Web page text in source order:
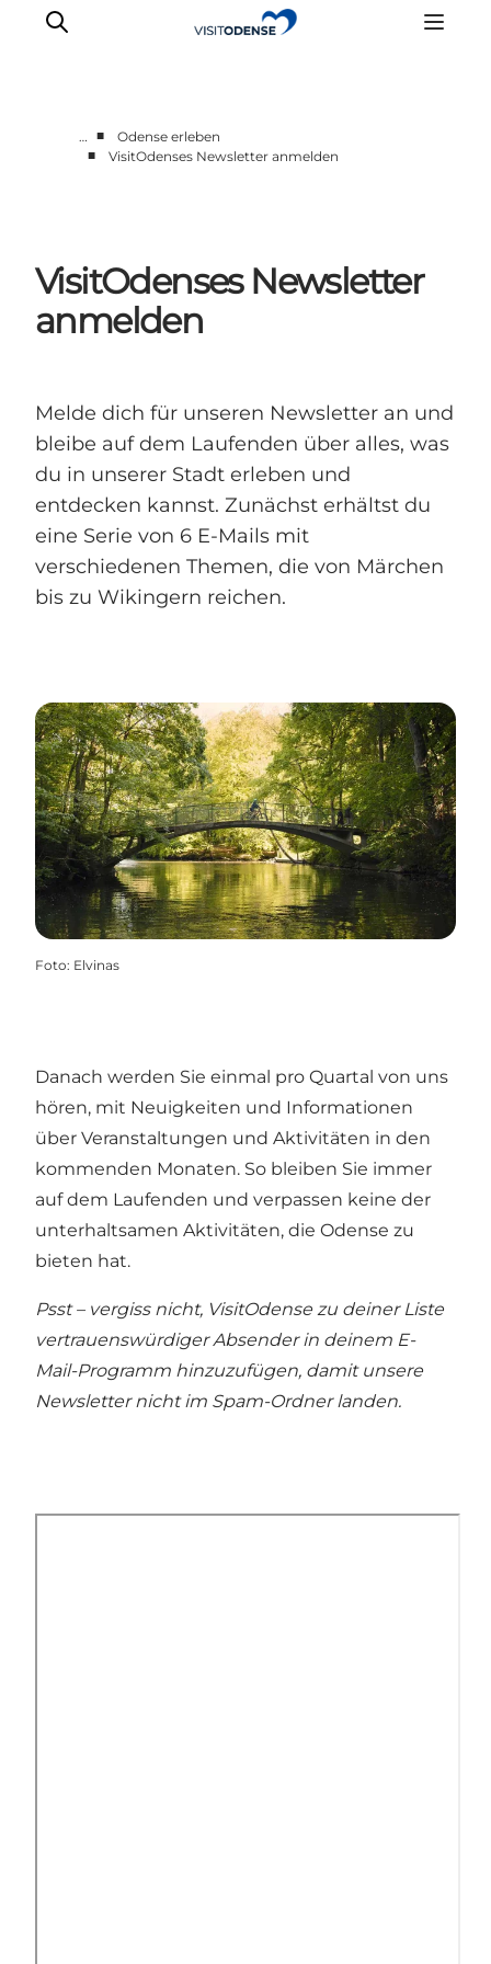
Inspiration
… ■
Odense erleben
■
VisitOdenses Newsletter anmelden
VisitOdenses Newsletter
anmelden
Melde dich für unseren Newsletter an und
bleibe auf dem Laufenden über alles, was
du in unserer Stadt erleben und
entdecken kannst. Zunächst erhältst du
eine Serie von 6 E-Mails mit
verschiedenen Themen, die von Märchen
bis zu Wikingern reichen.
Foto: Elvinas
Danach werden Sie einmal pro Quartal von uns
hören, mit Neuigkeiten und Informationen
über Veranstaltungen und Aktivitäten in den
kommenden Monaten. So bleiben Sie immer
auf dem Laufenden und verpassen keine der
unterhaltsamen Aktivitäten, die Odense zu
bieten hat.
Psst – vergiss nicht, VisitOdense zu deiner Liste
vertrauenswürdiger Absender in deinem E-
Mail-Programm hinzuzufügen, damit unsere
Newsletter nicht im Spam-Ordner landen.